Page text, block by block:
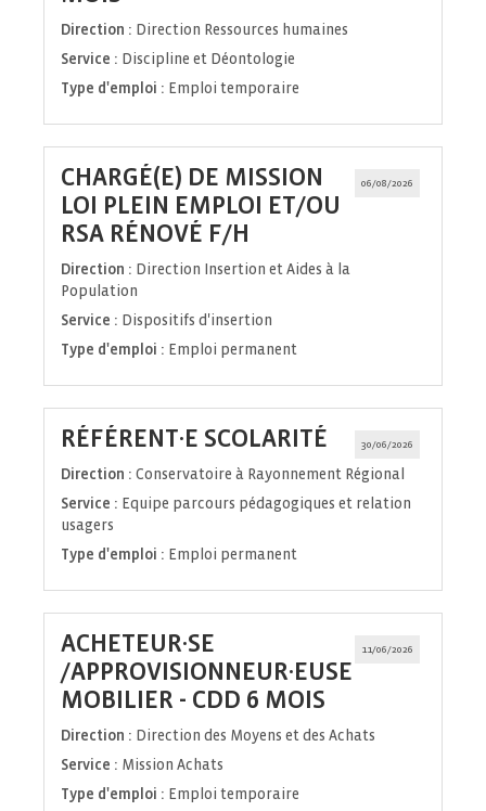
fenêtre)
Direction : Direction Ressources humaines
Service : Discipline et Déontologie
Type d'emploi : Emploi temporaire
06/08/2026
CHARGÉ(E) DE MISSION
LOI PLEIN EMPLOI ET/OU
RSA RÉNOVÉ F/H
fenêtre)
Direction : Direction Insertion et Aides à la
Population
Service : Dispositifs d'insertion
Type d'emploi : Emploi permanent
30/06/2026
RÉFÉRENT·E SCOLARITÉ (Nouvelle
fenêtre)
Direction : Conservatoire à Rayonnement Régional
Service : Equipe parcours pédagogiques et relation
usagers
Type d'emploi : Emploi permanent
11/06/2026
ACHETEUR·SE
/APPROVISIONNEUR·EUSE
MOBILIER - CDD 6 MOIS
fenêtre)
Direction : Direction des Moyens et des Achats
Service : Mission Achats
Type d'emploi : Emploi temporaire